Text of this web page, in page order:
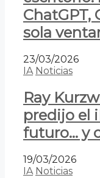
ChatGPT,
sola
23/03/2026
IA Noticias
Ray
predijo el
futuro… y
19/03/2026
IA Noticias